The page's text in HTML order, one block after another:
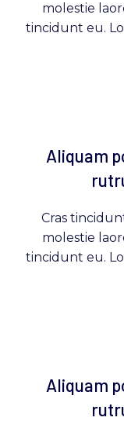
molestie
tincidunt eu.
Aliquam
Cras
molestie
tincidunt eu.
Aliquam